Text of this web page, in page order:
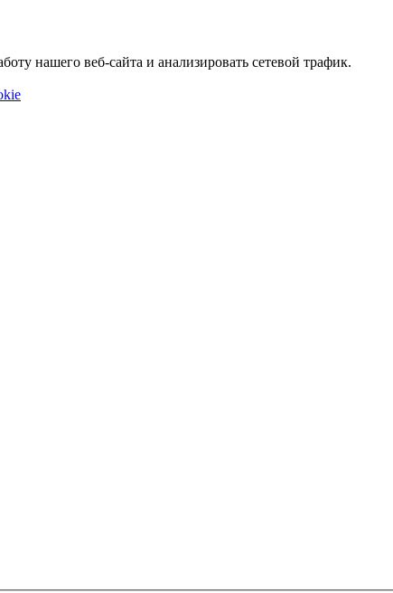
нашего веб-сайта и анализировать сетевой трафик.